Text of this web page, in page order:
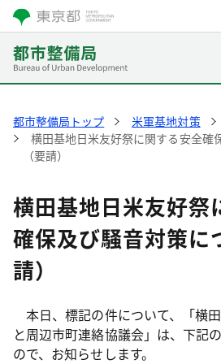
都市整備局トップ 米軍基地対策
横田基地日米友好祭に関する安全確
（要請）
横田基地日米友好祭
確保及び騒音対策に
請）
本日、標記の件について、「横
と周辺市町連絡協議会」は、下記
ので、お知らせします。